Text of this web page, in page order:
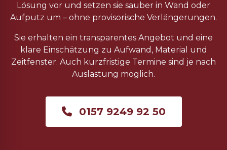
Lösung vor und setzen sie sauber in Wand oder
Aufputz um – ohne provisorische Verlängerungen.
Sie erhalten ein transparentes Angebot und eine
klare Einschätzung zu Aufwand, Material und
Zeitfenster. Auch kurzfristige Termine sind je nach
Auslastung möglich.
0157 9249 92 50